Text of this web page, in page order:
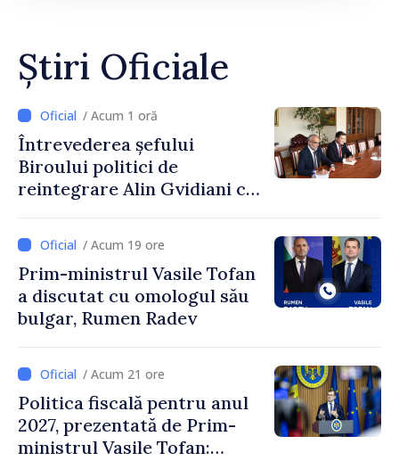
Știri Oficiale
/ Acum 1 oră
Întrevederea șefului
Biroului politici de
reintegrare Alin Gvidiani cu
Comitetului Internațional al
Crucii Roșii în Moldova
/ Acum 19 ore
Prim-ministrul Vasile Tofan
a discutat cu omologul său
bulgar, Rumen Radev
/ Acum 21 ore
Politica fiscală pentru anul
2027, prezentată de Prim-
ministrul Vasile Tofan: